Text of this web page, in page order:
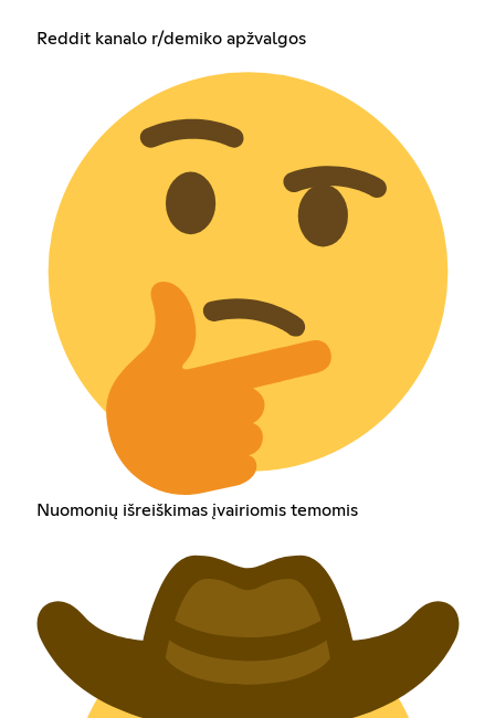
Reddit kanalo r/demiko apžvalgos
Nuomonių išreiškimas įvairiomis temomis